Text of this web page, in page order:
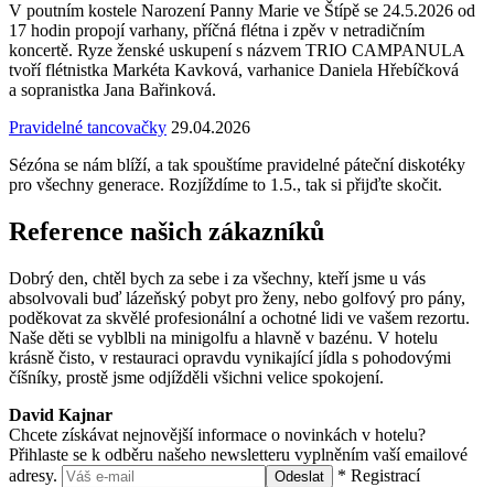
V poutním kostele Narození Panny Marie ve Štípě se 24.5.2026 od
17 hodin propojí varhany, příčná flétna i zpěv v netradičním
koncertě. Ryze ženské uskupení s názvem TRIO CAMPANULA
tvoří flétnistka Markéta Kavková, varhanice Daniela Hřebíčková
a sopranistka Jana Bařinková.
Pravidelné tancovačky 29.04.2026
Sézóna se nám blíží, a tak spouštíme pravidelné páteční diskotéky
pro všechny generace. Rozjíždíme to 1.5., tak si přijďte skočit.
Reference našich zákazníků
Dobrý den, chtěl bych za sebe i za všechny, kteří jsme u vás
absolvovali buď lázeňský pobyt pro ženy, nebo golfový pro pány,
poděkovat za skvělé profesionální a ochotné lidi ve vašem rezortu.
Naše děti se vyblbli na minigolfu a hlavně v bazénu. V hotelu
krásně čisto, v restauraci opravdu vynikající jídla s pohodovými
číšníky, prostě jsme odjížděli všichni velice spokojení.
David Kajnar
Chcete získávat nejnovější informace o novinkách v hotelu?
Přihlaste se k odběru našeho newsletteru vyplněním vaší emailové
adresy.
Odeslat
* Registrací